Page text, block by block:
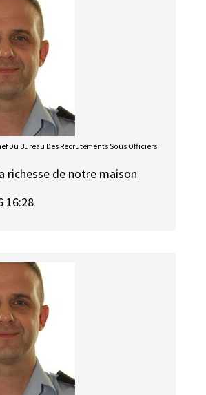
Du Bureau Des Recrutements Sous Officiers
richesse de notre maison
16:28